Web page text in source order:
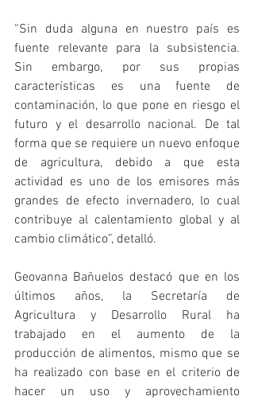
“Sin duda alguna en nuestro país es
fuente relevante para la subsistencia.
Sin embargo, por sus propias
características es una fuente de
contaminación, lo que pone en riesgo el
futuro y el desarrollo nacional. De tal
forma que se requiere un nuevo enfoque
de agricultura, debido a que esta
actividad es uno de los emisores más
grandes de efecto invernadero, lo cual
contribuye al calentamiento global y al
cambio climático”, detalló.
Geovanna Bañuelos destacó que en los
últimos años, la Secretaría de
Agricultura y Desarrollo Rural ha
trabajado en el aumento de la
producción de alimentos, mismo que se
ha realizado con base en el criterio de
hacer un uso y aprovechamiento